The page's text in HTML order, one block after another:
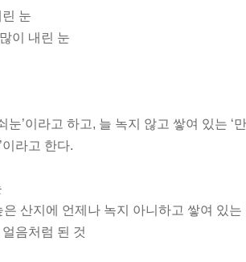
눈
이 내린 눈
’이라고 하고, 늘 녹지 않고 쌓여 있는 ‘
이라고 한다.
산지에 언제나 녹지 아니하고 쌓여 있
음처럼 된 것